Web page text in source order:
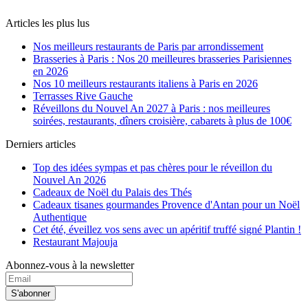
Articles les plus lus
Nos meilleurs restaurants de Paris par arrondissement
Brasseries à Paris : Nos 20 meilleures brasseries Parisiennes
en 2026
Nos 10 meilleurs restaurants italiens à Paris en 2026
Terrasses Rive Gauche
Réveillons du Nouvel An 2027 à Paris : nos meilleures
soirées, restaurants, dîners croisière, cabarets à plus de 100€
Derniers articles
Top des idées sympas et pas chères pour le réveillon du
Nouvel An 2026
Cadeaux de Noël du Palais des Thés
Cadeaux tisanes gourmandes Provence d'Antan pour un Noël
Authentique
Cet été, éveillez vos sens avec un apéritif truffé signé Plantin !
Restaurant Majouja
Abonnez-vous à la newsletter
S'abonner